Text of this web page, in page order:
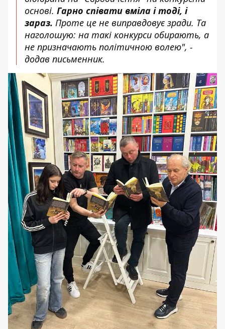
основі. Гарно співати вміла і тоді, і
зараз. Проте це не виправдовує зради. Та
наголошую: на такі конкурси обирають, а
не призначають політичною волею", -
додав письменник.